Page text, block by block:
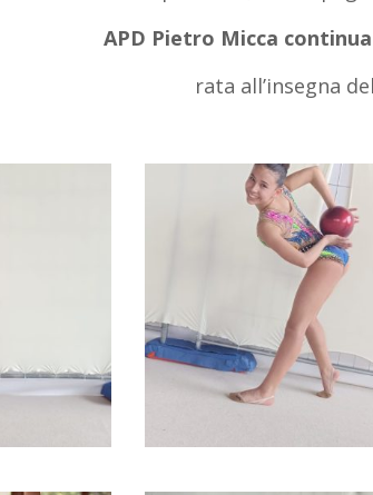
APD Pietro Micca
rata all’insegna